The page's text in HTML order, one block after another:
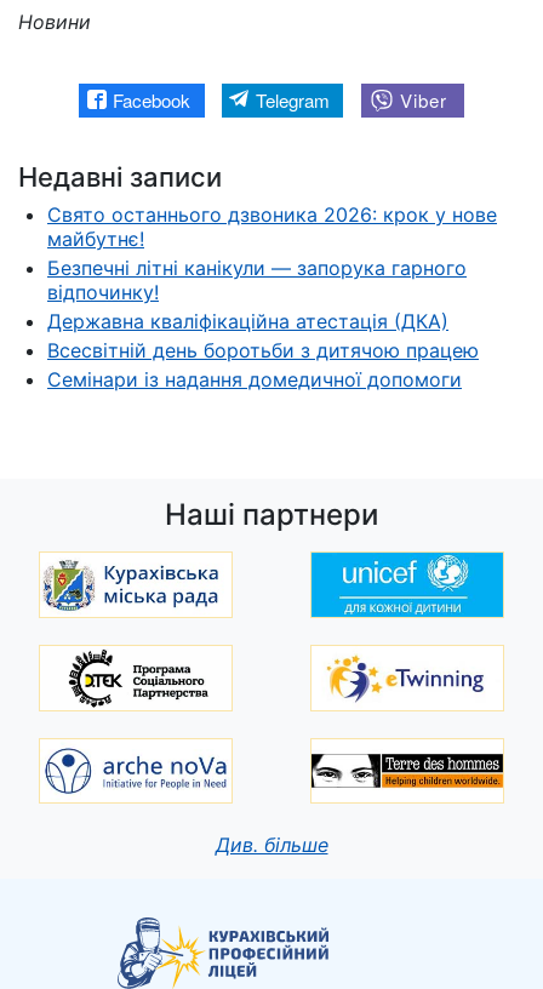
Новини
Facebook Telegram Viber
Недавні записи
Свято останнього дзвоника 2026: крок у нове
майбутнє!
Безпечні літні канікули — запорука гарного
відпочинку!
Державна кваліфікаційна атестація (ДКА)
Всесвітній день боротьби з дитячою працею
Семінари із надання домедичної допомоги
Наші партнери
Див. більше